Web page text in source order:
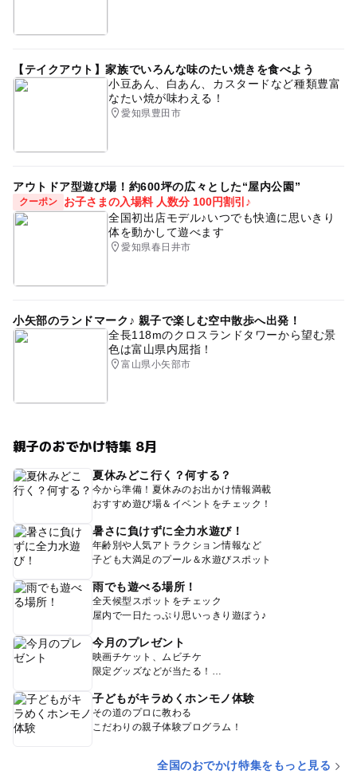
【テイクアウト】家族でいろんな味のたい焼きを食べよう
小豆あん、白あん、カスタードなど種類豊富
なたい焼が味わえる！
愛知県豊田市
アウトドア型遊び場！約600坪の広々とした“屋内公園”
クーポン
お子さまの入場料 人数分 100円割引♪
全国初出店モデル♪いつでも快適に思いきり
体を動かして遊べます
愛知県春日井市
小矢部のランドマーク♪ 親子で楽しむ空中散歩へ出発！
全長118mのクロスランドタワーから望む景
色は富山県内屈指！
富山県小矢部市
親子のおでかけ特集 8月
夏休みどこ行く？何する？
今から準備！夏休みのお出かけ情報満載
おすすめ遊び場＆イベントをチェック！
暑さに負けずに全力水遊び！
年齢別や人気アトラクション情報など
子ども大満足のプール＆水遊びスポット
雨でも遊べる場所！
全天候型スポットをチェック
屋内で一日たっぷり思いっきり遊ぼう♪
今月のプレゼント
映画チケット、ムビチケ
限定グッズなどが当たる！
子どもがキラめくホンモノ体験
その道のプロに教わる
こだわりの親子体験プログラム！
全国のおでかけ特集をもっと見る